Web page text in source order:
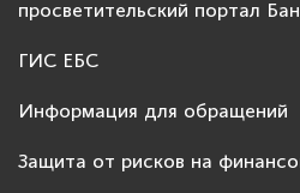
просветительский портал
ГИС ЕБС
Информация для обращений
Защита от рисков на